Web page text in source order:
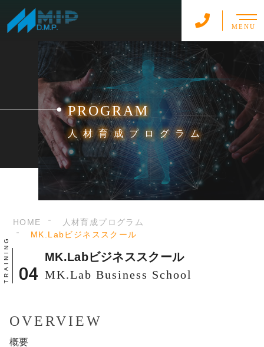
MENU
PROGRAM
人材育成プログラム
HOME
人材育成プログラム
MK.Labビジネススクール
MK.Labビジネススクール
MK.Lab Business School
OVERVIEW
概要